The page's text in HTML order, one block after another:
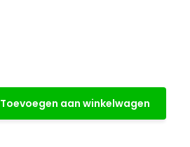
Toevoegen aan winkelwagen